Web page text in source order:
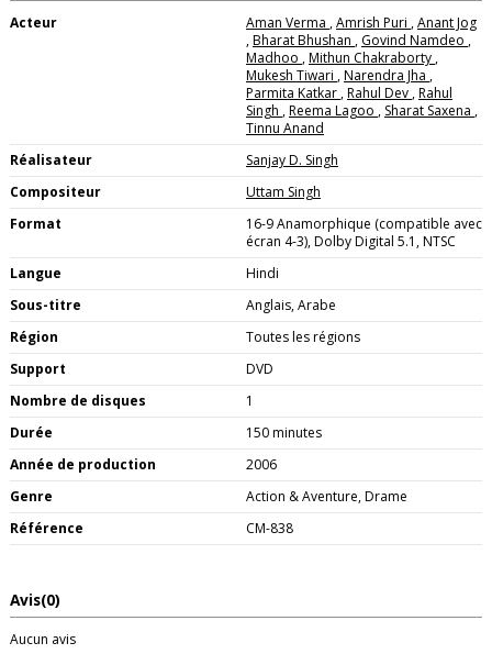
Acteur Aman Verma ,Amrish Puri ,Anant Jog
,Bharat Bhushan , Govind Namdeo ,
Madhoo ,Mithun Chakraborty ,
Mukesh Tiwari ,Narendra Jha ,
Parmita Katkar ,Rahul Dev ,Rahul
Singh ,Reema Lagoo , Sharat Saxena ,
Tinnu Anand
Réalisateur
Sanjay D. Singh
Compositeur
Uttam Singh
Format
16-9 Anamorphique (compatible avec
écran 4-3), Dolby Digital 5.1, NTSC
Langue
Hindi
Sous-titre
Anglais, Arabe
Région
Toutes les régions
Support
DVD
Nombre de disques
1
Durée
150 minutes
Année de production
2006
Genre
Action & Aventure, Drame
Référence
CM-838
Avis(0)
Aucun avis